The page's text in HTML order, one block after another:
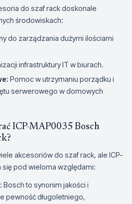
do szaf rack doskonale
środowiskach:
do zarządzania dużymi ilościami
infrastruktury IT w biurach.
Pomoc w utrzymaniu porządku i
serwerowego w domowych
ICP-MAP0035 Bosch
akcesoriów do szaf rack, ale ICP-
się pod wieloma względami:
Bosch to synonim jakości i
pewność długoletniego,